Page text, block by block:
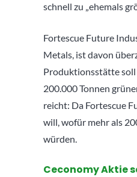
schnell zu „ehemals
Fortescue Future
Metals, ist davon
Produktionsstätte soll
200.000 Tonnen
reicht: Da Fortescue
will, wofür mehr als
würden.
Ceconomy Aktie